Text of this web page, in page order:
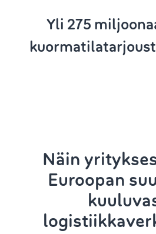
Yli 275
Näin
Euroopan